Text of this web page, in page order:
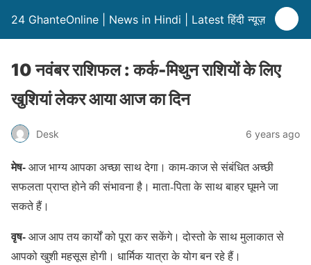
24 GhanteOnline | News in Hindi | Latest हिंदी न्यूज़
10 नवंबर राशिफल : कर्क-मिथुन राशियों के लिए
खुशियां लेकर आया आज का दिन
Desk 6 years ago
मेष-आज भाग्य आपका अच्छा साथ देगा। काम-काज से संबंधित अच्छी
सफलता प्राप्त होने की संभावना है। माता-पिता के साथ बाहर घूमने जा
सकते हैं।
वृष-आज आप तय कार्यों को पूरा कर सकेंगे। दोस्तो के साथ मुलाकात से
आपको खुशी महसूस होगी। धार्मिक यात्रा के योग बन रहे हैं।